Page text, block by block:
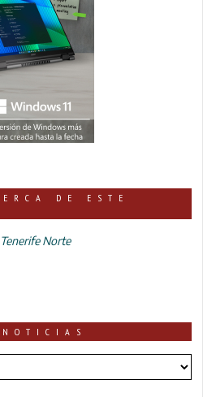
DE ESTE
Norte